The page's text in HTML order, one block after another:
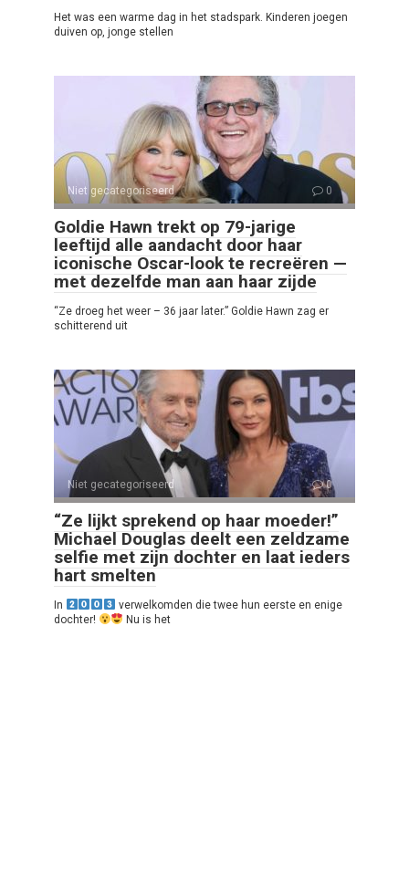
Het was een warme dag in het stadspark. Kinderen joegen
duiven op, jonge stellen
Niet gecategoriseerd 0
Goldie Hawn trekt op 79-jarige
leeftijd alle aandacht door haar
iconische Oscar-look te recreëren —
met dezelfde man aan haar zijde
“Ze droeg het weer – 36 jaar later.” Goldie Hawn zag er
schitterend uit
Niet gecategoriseerd 0
“Ze lijkt sprekend op haar moeder!”
Michael Douglas deelt een zeldzame
selfie met zijn dochter en laat ieders
hart smelten
In
verwelkomden die twee hun eerste en enige
dochter!
Nu is het